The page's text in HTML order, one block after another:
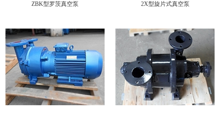
泵
浆
泵|
砂
泵
膜
泵|
磁
力
泵|
混
螺
杆
泵|
油
泵
真
空
泵|
真
消
防
泵|
成
套
ZBK型罗茨真空泵 2X型旋片式真空泵